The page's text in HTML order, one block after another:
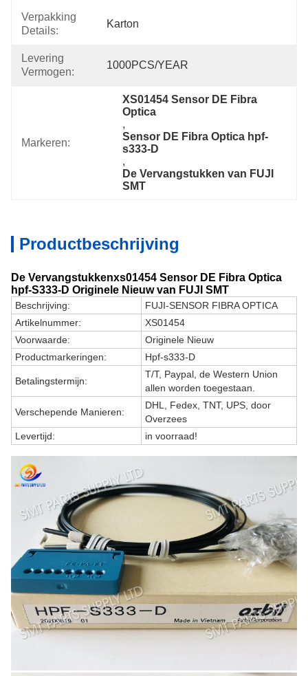
Verpakking
Details:
Karton
Levering
Vermogen:
1000PCS/YEAR
Markeren:
XS01454 Sensor DE Fibra
Optica
,
Sensor DE Fibra Optica hpf-
s333-D
,
De Vervangstukken van FUJI
SMT
Productbeschrijving
De Vervangstukkenxs01454 Sensor DE Fibra Optica
hpf-S333-D Originele Nieuw van FUJI SMT
Beschrijving:
FUJI-SENSOR FIBRA OPTICA
Artikelnummer:
XS01454
Voorwaarde:
Originele Nieuw
Productmarkeringen:
Hpf-s333-D
Betalingstermijn:
T/T, Paypal, de Western Union
allen worden toegestaan.
Verschepende Manieren:
DHL, Fedex, TNT, UPS, door
Overzees
Levertijd:
in voorraad!